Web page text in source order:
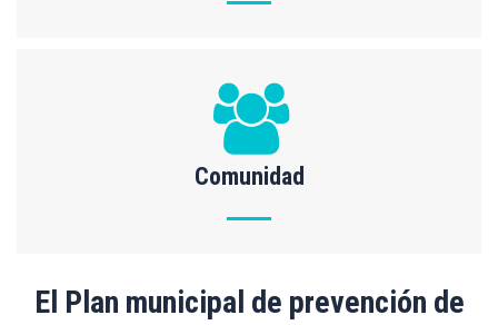
Comunidad
El Plan municipal de prevención de